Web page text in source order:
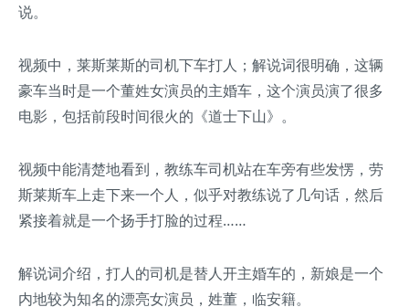
说。
视频中，莱斯莱斯的司机下车打人；解说词很明确，这辆
豪车当时是一个董姓女演员的主婚车，这个演员演了很多
电影，包括前段时间很火的《道士下山》。
视频中能清楚地看到，教练车司机站在车旁有些发愣，劳
斯莱斯车上走下来一个人，似乎对教练说了几句话，然后
紧接着就是一个扬手打脸的过程……
解说词介绍，打人的司机是替人开主婚车的，新娘是一个
内地较为知名的漂亮女演员，姓董，临安籍。